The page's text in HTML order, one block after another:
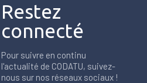
Restez
connecté
Pour suivre en continu
l'actualité de CODATU, suivez-
nous sur nos réseaux sociaux !